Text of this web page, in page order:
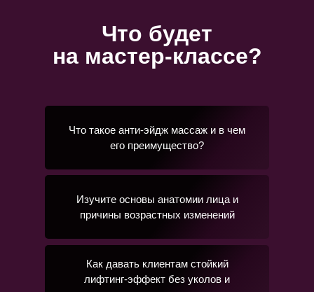
Как давать клиентам стойкий
лифтинг-эффект без уколов и
Изучите основы анатомии лица и
причины возрастных изменений
Что такое анти-эйдж массаж и в чем
его преимущество?
Что будет
на мастер-классе?